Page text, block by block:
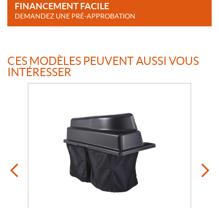
FINANCEMENT FACILE
DEMANDEZ UNE PRÉ-APPROBATION
CES MODÈLES PEUVENT AUSSI VOUS
INTÉRESSER